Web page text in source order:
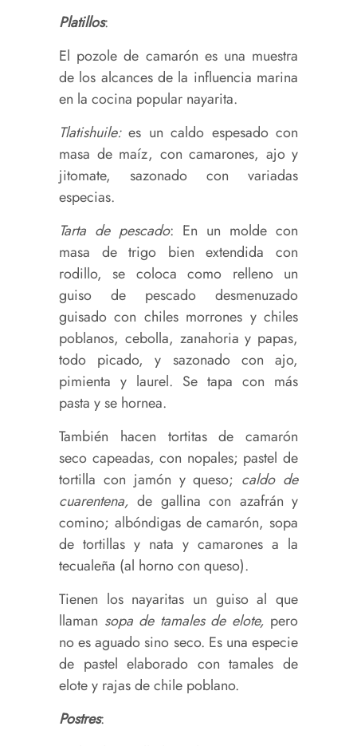
Platillos:
El pozole de camarón es una muestra
de los alcances de la influencia marina
en la cocina popular nayarita.
Tlatishuile:es un caldo espesado con
masa de maíz, con camarones, ajo y
jitomate, sazonado con variadas
especias.
Tarta de pescado: En un molde con
masa de trigo bien extendida con
rodillo, se coloca como relleno un
guiso de pescado desmenuzado
guisado con chiles morrones y chiles
poblanos, cebolla, zanahoria y papas,
todo picado, y sazonado con ajo,
pimienta y laurel. Se tapa con más
pasta y se hornea.
También hacen tortitas de camarón
seco capeadas, con nopales; pastel de
tortilla con jamón y queso; caldo de
cuarentena, de gallina con azafrán y
comino; albóndigas de camarón, sopa
de tortillas y nata y camarones a la
tecualeña (al horno con queso).
Tienen los nayaritas un guiso al que
llaman sopa de tamales de elote, pero
no es aguado sino seco. Es una especie
de pastel elaborado con tamales de
elote y rajas de chile poblano.
Postres: